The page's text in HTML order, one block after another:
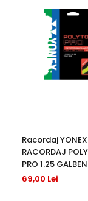
Racordaj YONEX
RACORDAJ
PRO 1.25 GALBEN
69,00 Lei